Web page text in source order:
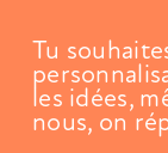
Tu
les idées,
nous, on